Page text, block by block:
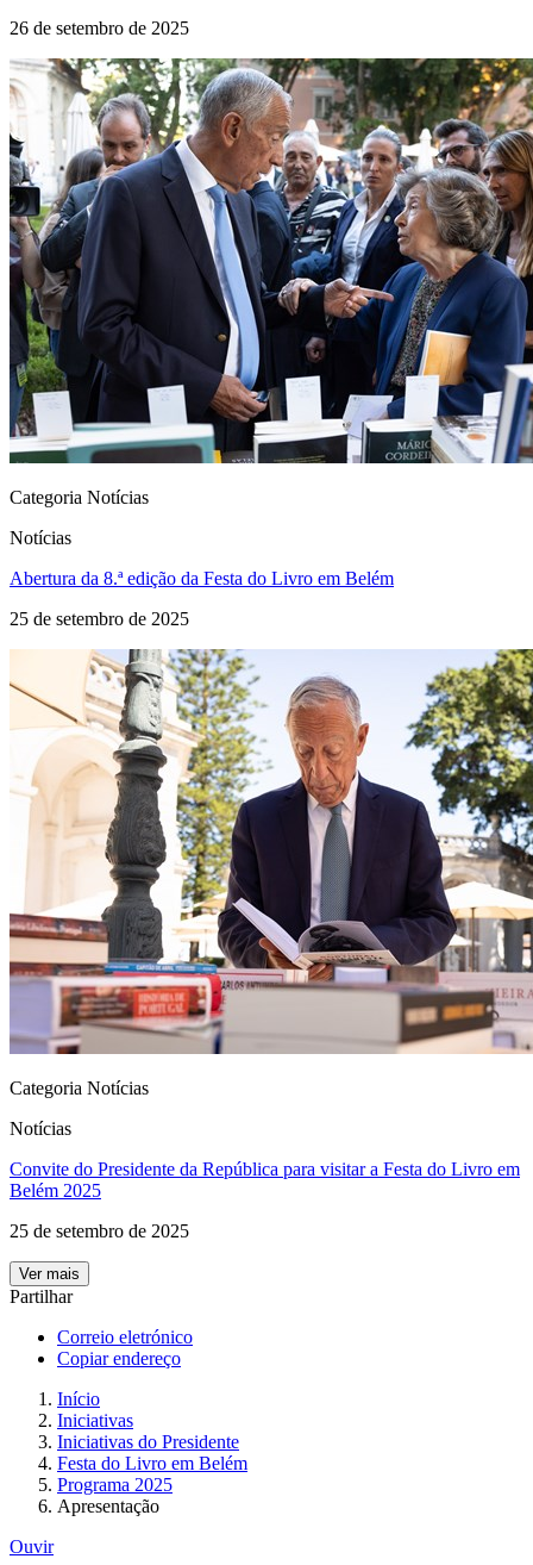
26 de setembro de 2025
Categoria Notícias
Notícias
Abertura da 8.ª edição da Festa do Livro em Belém
25 de setembro de 2025
Categoria Notícias
Notícias
Convite do Presidente da República para visitar a Festa do Livro em
Belém 2025
25 de setembro de 2025
Ver mais
Partilhar
Correio eletrónico
Copiar endereço
Início
Iniciativas
Iniciativas do Presidente
Festa do Livro em Belém
Programa 2025
Apresentação
Ouvir